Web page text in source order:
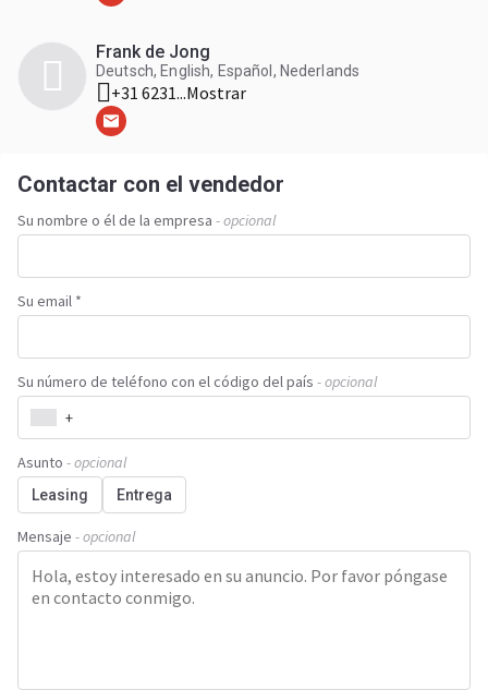
Frank de Jong
Deutsch, English, Español, Nederlands
+31 6231...Mostrar
Contactar con el vendedor
Su nombre o él de la empresa - opcional
Su email *
Su número de teléfono con el código del país - opcional
+
Asunto - opcional
Leasing Entrega
Mensaje - opcional